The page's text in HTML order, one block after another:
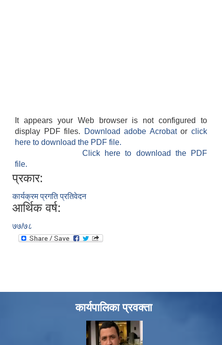
It appears your Web browser is not configured to
display PDF files.
Download adobe Acrobatorclick
here to download the PDF file.
Click here to download the PDF
file.
प्रकार:
कार्यक्रम प्रगति प्रतिवेदन
आर्थिक वर्ष:
७७/७८
कार्यपालिका प्रवक्ता